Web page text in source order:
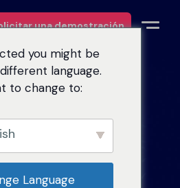
una demostración
you might be
language.
to change to:
Language